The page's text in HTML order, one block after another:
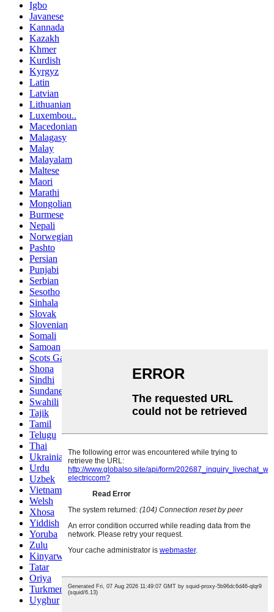
Igbo
Javanese
Kannada
Kazakh
Khmer
Kurdish
Kyrgyz
Latin
Latvian
Lithuanian
Luxembou..
Macedonian
Malagasy
Malay
Malayalam
Maltese
Maori
Marathi
Mongolian
Burmese
Nepali
Norwegian
Pashto
Persian
Punjabi
Serbian
Sesotho
Sinhala
Slovak
Slovenian
Somali
Samoan
Scots Gaelic
Shona
Sindhi
Sundanese
Swahili
Tajik
Tamil
Telugu
Thai
Ukrainian
Urdu
Uzbek
Vietnamese
Welsh
Xhosa
Yiddish
Yoruba
Zulu
Kinyarwanda
Tatar
Oriya
Turkmen
Uyghur